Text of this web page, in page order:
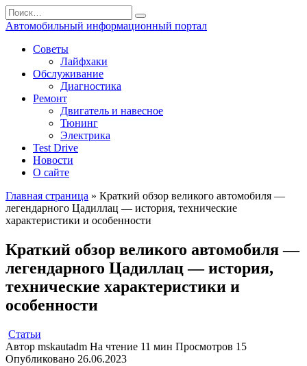
Перейти
к
Search
for:
Автомобильный информационный портал
Советы
Лайфхаки
Обслуживание
Диагностика
Ремонт
Двигатель и навесное
Тюнинг
Электрика
Test Drive
Новости
О сайте
Главная страница » Краткий обзор великого автомобиля —
легендарного Цадиллац — история, технические
характеристики и особенности
Краткий обзор великого автомобиля —
легендарного Цадиллац — история,
технические характеристики и
особенности
Статьи
Автор mskautadm На чтение 11 мин Просмотров 15
Опубликовано 26.06.2023